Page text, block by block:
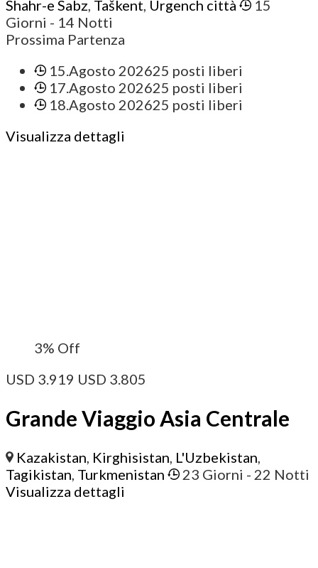
Shahr-e Sabz, Taškent, Urgench città
15
Giorni - 14 Notti
Prossima Partenza
15.Agosto 202625 posti liberi
17.Agosto 202625 posti liberi
18.Agosto 202625 posti liberi
Visualizza dettagli
3% Off
USD 3.919 USD 3.805
Grande Viaggio Asia Centrale
Kazakistan Kirghisistan L'Uzbekistan
Tagikistan Turkmenistan 23 Giorni - 22 Notti
Visualizza dettagli